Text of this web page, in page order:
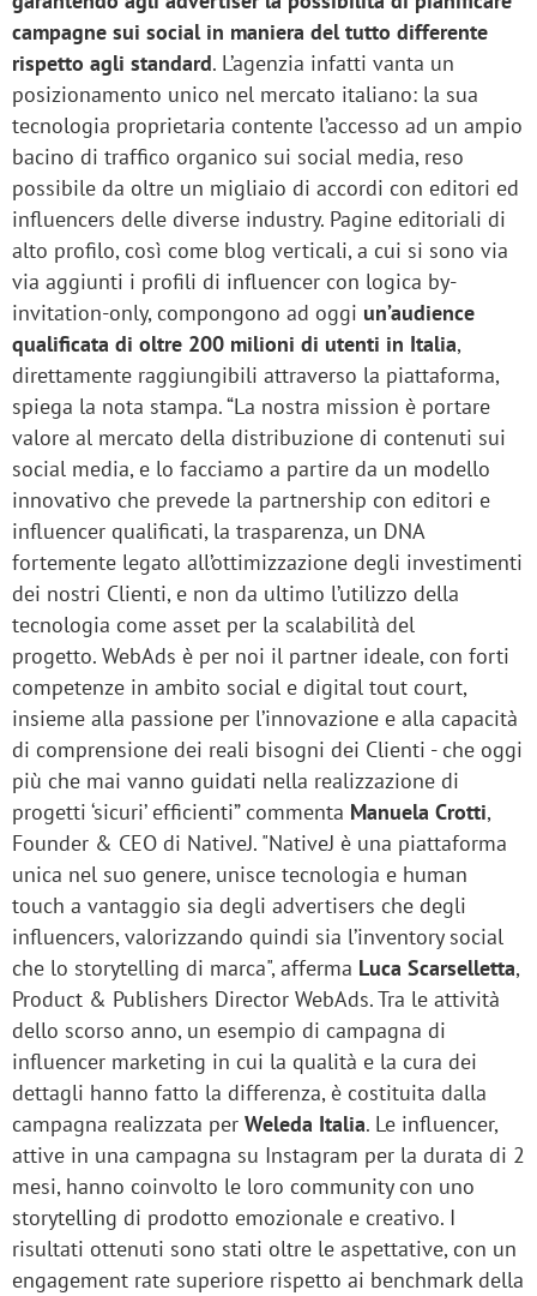
campagne sui social in maniera del tutto differente
rispetto agli standard. L’agenzia infatti vanta un
posizionamento unico nel mercato italiano: la sua
tecnologia proprietaria contente l’accesso ad un ampio
bacino di traffico organico sui social media, reso
possibile da oltre un migliaio di accordi con editori ed
influencers delle diverse industry. Pagine editoriali di
alto profilo, così come blog verticali, a cui si sono via
via aggiunti i profili di influencer con logica by-
invitation-only, compongono ad oggi un’audience
qualificata di oltre 200 milioni di utenti in Italia,
direttamente raggiungibili attraverso la piattaforma,
spiega la nota stampa. “La nostra mission è portare
valore al mercato della distribuzione di contenuti sui
social media, e lo facciamo a partire da un modello
innovativo che prevede la partnership con editori e
influencer qualificati, la trasparenza, un DNA
fortemente legato all’ottimizzazione degli investimenti
dei nostri Clienti, e non da ultimo l’utilizzo della
tecnologia come asset per la scalabilità del
progetto. WebAds è per noi il partner ideale, con forti
competenze in ambito social e digital tout court,
insieme alla passione per l’innovazione e alla capacità
di comprensione dei reali bisogni dei Clienti - che oggi
più che mai vanno guidati nella realizzazione di
progetti ‘sicuri’ efficienti” commenta Manuela Crotti,
Founder & CEO di NativeJ. "NativeJ è una piattaforma
unica nel suo genere, unisce tecnologia e human
touch a vantaggio sia degli advertisers che degli
influencers, valorizzando quindi sia l’inventory social
che lo storytelling di marca", afferma Luca Scarselletta,
Product & Publishers Director WebAds. Tra le attività
dello scorso anno, un esempio di campagna di
influencer marketing in cui la qualità e la cura dei
dettagli hanno fatto la differenza, è costituita dalla
campagna realizzata per Weleda Italia. Le influencer,
attive in una campagna su Instagram per la durata di 2
mesi, hanno coinvolto le loro community con uno
storytelling di prodotto emozionale e creativo. I
risultati ottenuti sono stati oltre le aspettative, con un
engagement rate superiore rispetto ai benchmark della